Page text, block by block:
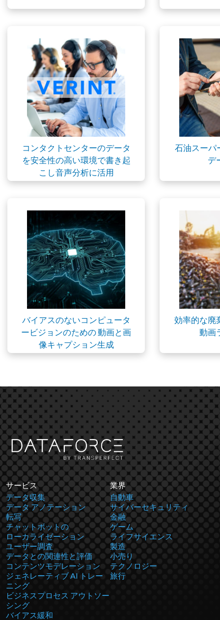
コンタクトセンターのデータ
を安全性の高い環境で書き起
こし音声分析に活用
石油スーパ
デ
バイアスのないコンピュータ
ービジョンのための 動画と画
像キャプション生成
効率的な廃
動画
サービス
データ収集
データ アノテーション
転写
チャットボットの
ローカライゼーション
ユーザー調査
データとの関連性と評価
コンテンツモデレーション
ジェネレーティブ AI トレー
ニング
ビジネスプロセス アウトソー
シング
バイアス緩和
業界
自動車
サイバーセキュリティ
金融
ゲーム
ライフサイエンス
製造
小売り
テクノロジー
旅行